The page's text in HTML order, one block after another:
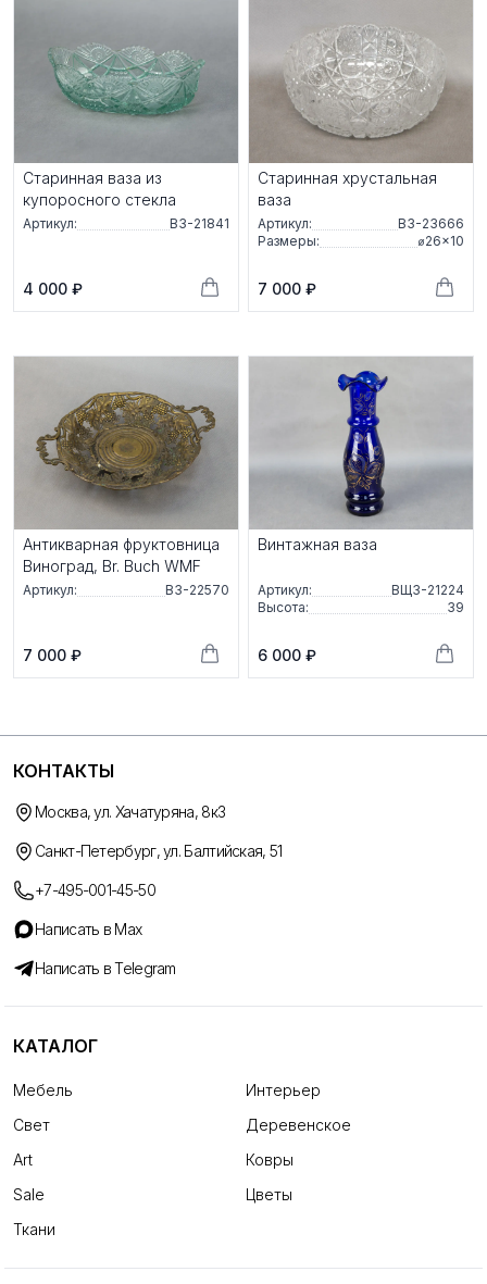
Старинная ваза из
купоросного стекла
Артикул: ВЗ-21841
4 000 ₽
Старинная хрустальная
ваза
Артикул:
ВЗ-23666
Размеры:
⌀26×10
7 000 ₽
Антикварная фруктовница
Виноград, Br. Buch WMF
Артикул: ВЗ-22570
7 000 ₽
Винтажная ваза
Артикул:
ВЩЗ-21224
Высота:
39
6 000 ₽
КОНТАКТЫ
Москва, ул. Хачатуряна, 8к3
Санкт-Петербург, ул. Балтийская, 51
+7-495-001-45-50
Написать в Max
Написать в Telegram
КАТАЛОГ
Мебель
Интерьер
Свет
Деревенское
Art
Ковры
Sale
Цветы
Ткани